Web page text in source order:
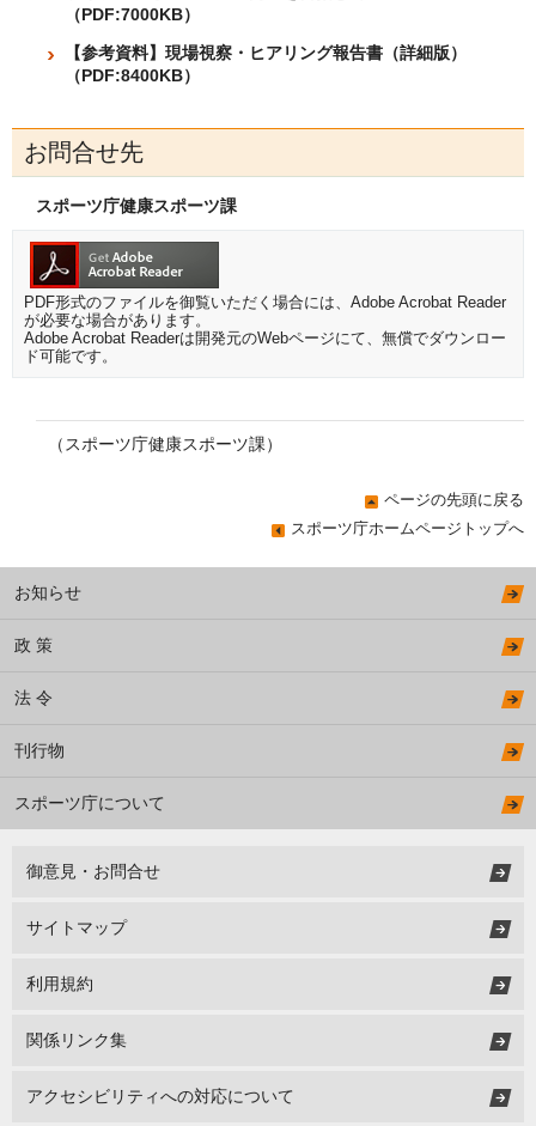
（PDF:7000KB）
【参考資料】現場視察・ヒアリング報告書（詳細版）
（PDF:8400KB）
お問合せ先
スポーツ庁健康スポーツ課
PDF形式のファイルを御覧いただく場合には、Adobe Acrobat Reader
が必要な場合があります。
Adobe Acrobat Readerは開発元のWebページにて、無償でダウンロー
ド可能です。
（スポーツ庁健康スポーツ課）
ページの先頭に戻る
スポーツ庁ホームページトップへ
お知らせ
政 策
法 令
刊行物
スポーツ庁について
御意見・お問合せ
サイトマップ
利用規約
関係リンク集
アクセシビリティへの対応について